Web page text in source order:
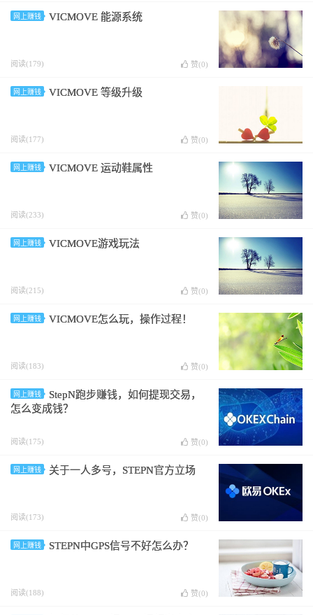
网上赚钱 VICMOVE 能源系统
阅读(179) 赞(0)
网上赚钱 VICMOVE 等级升级
阅读(177) 赞(0)
网上赚钱 VICMOVE 运动鞋属性
阅读(233) 赞(0)
网上赚钱 VICMOVE游戏玩法
阅读(215) 赞(0)
网上赚钱 VICMOVE怎么玩，操作过程！
阅读(183) 赞(0)
网上赚钱
StepN跑步赚钱，如何提现交易，
怎么变成钱？
阅读(175) 赞(0)
网上赚钱 关于一人多号，STEPN官方立场
阅读(173) 赞(0)
网上赚钱 STEPN中GPS信号不好怎么办？
阅读(188) 赞(0)